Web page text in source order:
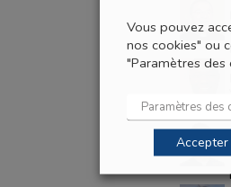
Vous pouvez
nos cookies" ou
"Paramètres des
Paramètres des
Accepter